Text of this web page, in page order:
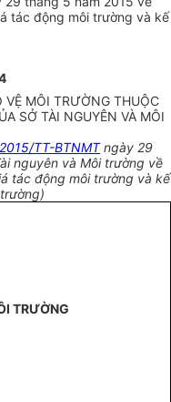
tác động môi trường và kế
VỆ MÔI TRƯỜNG THUỘC
SỞ TÀI NGUYÊN VÀ MÔI
TT-BTNMTngày 29
nguyên và Môi trường về
tác động môi trường và kế
TRƯỜNG